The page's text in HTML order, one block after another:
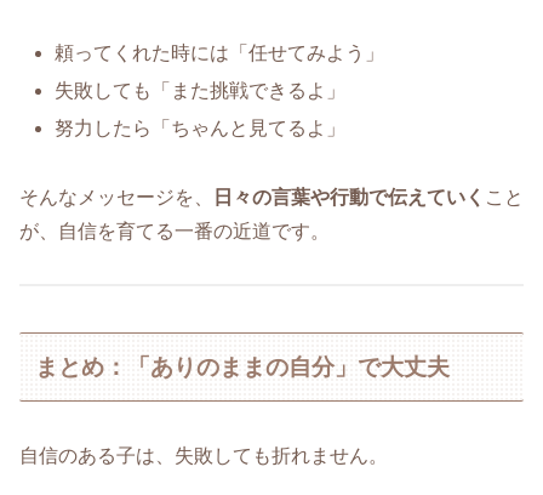
頼ってくれた時には「任せてみよう」
失敗しても「また挑戦できるよ」
努力したら「ちゃんと見てるよ」
そんなメッセージを、 日々の言葉や行動で伝えていく こと
が、自信を育てる一番の近道です。
まとめ：「ありのままの自分」で大丈夫
自信のある子は、失敗しても折れません。